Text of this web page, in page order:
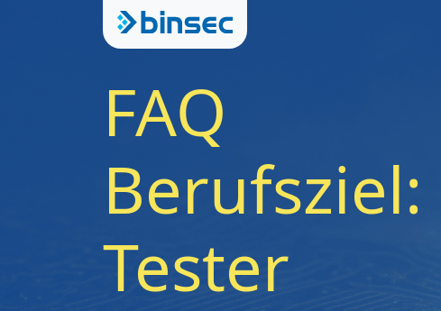
FAQ
Tester